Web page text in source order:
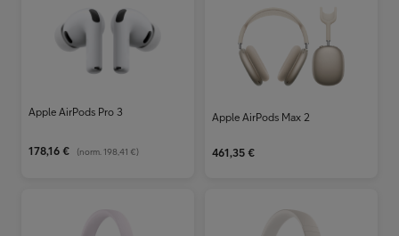
Apple AirPods Pro 3
178,16 € (norm. 198,41 €)
Apple AirPods Max 2
461,35 €